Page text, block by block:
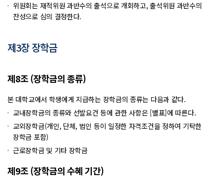
위원회는 재적위원 과반수의 출석으로 개회하고, 출석위원 과반수의
찬성으로 심의 결정한다.
제3장 장학금
제8조 (장학금의 종류)
본 대학교에서 학생에게 지급하는 장학금의 종류는 다음과 같다.
교내장학금의 종류와 선발요건 등에 관한 사항은 [별표]에 따른다.
교외장학금(개인, 단체, 법인 등이 일정한 자격조건을 정하여 기탁한
장학금 포함)
근로장학금 및 기타 장학금
제9조 (장학금의 수혜 기간)